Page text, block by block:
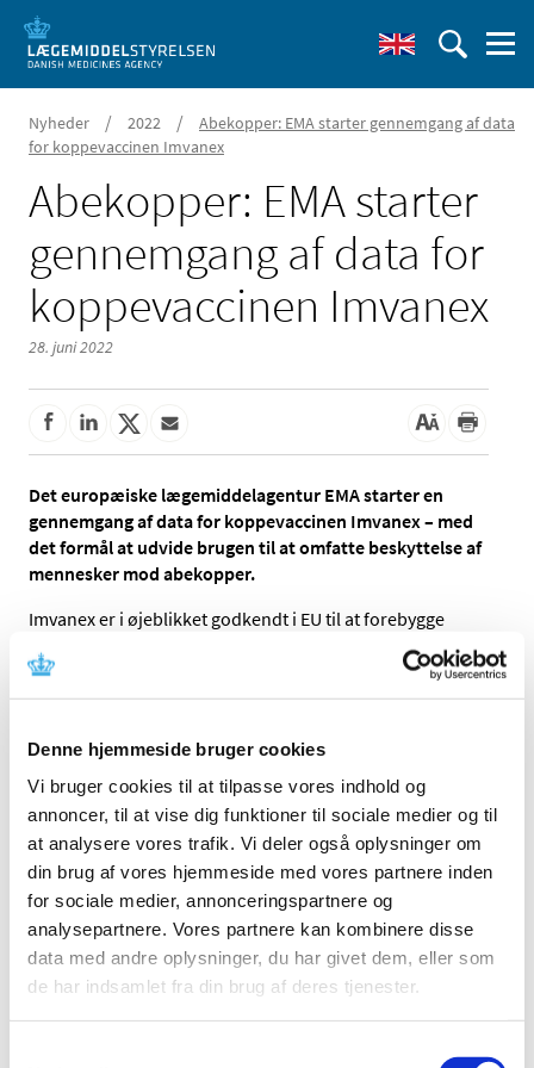
Denne hjemmeside bruger cookies
Vi bruger cookies til at tilpasse vores indhold og
annoncer, til at vise dig funktioner til sociale medier og til
at analysere vores trafik. Vi deler også oplysninger om
din brug af vores hjemmeside med vores partnere inden
for sociale medier, annonceringspartnere og
analysepartnere. Vores partnere kan kombinere disse
data med andre oplysninger, du har givet dem, eller som
de har indsamlet fra din brug af deres tjenester.
Nyheder / 2022 /
Abekopper: EMA starter gennemgang af data
for koppevaccinen Imvanex
Abekopper: EMA starter
gennemgang af data for
koppevaccinen Imvanex
28. juni 2022
Det europæiske lægemiddelagentur EMA starter en
gennemgang af data for koppevaccinen Imvanex – med
det formål at udvide brugen til at omfatte beskyttelse af
mennesker mod abekopper.
Imvanex er i øjeblikket godkendt i EU til at forebygge
kopper hos voksne. På grund af ligheden mellem
abekoppevirus og koppevirus betragtes Imvanex også
som en potentiel vaccine mod abekopper.
Beslutningen om at starte gennemgangen af data for
laboratorieundersøgelser (ikke-kliniske data).
Undersøgelserne tyder på, at vaccinen også kan hjælpe
med at beskytte mod abekopper, fordi den udløser
produktionen af antistoffer, der er målrettet mod
abekoppevirus.
Det er det europæiske lægemiddelagenturs komite for
godkendelse af medicin til mennesker, CHMP, som
gennemgår data for Imvanex. Det gør de, mens de venter
på en formel ansøgning om at forlænge brugen af